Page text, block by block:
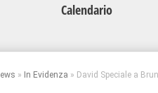
Calendario
» In Evidenza » David Speciale a